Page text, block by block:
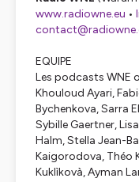
www.radiowne.eu •
EQUIPE
Les podcasts WNE
Khouloud Ayari,
Bychenkova, Sarra
Sybille Gaertner,
Halm, Stella Jean-
Kaigorodova, Théo
Kuklìkovà, Ayman